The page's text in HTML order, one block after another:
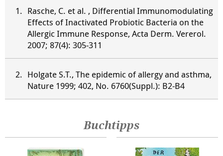
Rasche, C. et al. , Differential Immunomodulating
Effects of Inactivated Probiotic Bacteria on the
Allergic Immune Response, Acta Derm. Vererol.
2007; 87(4): 305-311
Holgate S.T., The epidemic of allergy and asthma,
Nature 1999; 402, No. 6760(Suppl.): B2-B4
Buchtipps